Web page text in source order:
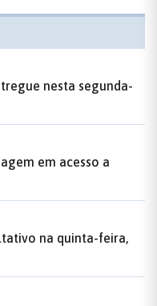
nesta segunda-
em acesso a
na quinta-feira,